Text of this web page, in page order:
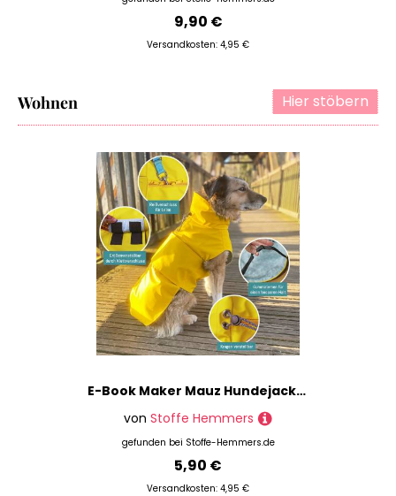
9,90 €
Versandkosten: 4,95 €
Hier stöbern
Wohnen
E-Book Maker Mauz Hundejacke Alma
von Stoffe Hemmers
gefunden bei Stoffe-Hemmers.de
5,90 €
Versandkosten: 4,95 €